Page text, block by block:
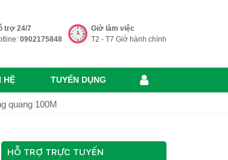
trợ 24/7
0902175848
Giờ làm việc
T2 - T7 Giờ hành chính
HỆ TUYỂN DỤNG
quang 100M
HỖ TRỢ TRỰC TUYẾN